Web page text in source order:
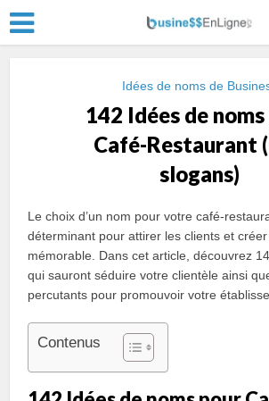
Idées de noms de
142 Idées de
Café-Restaurant
slogans)
Le choix d’un nom pour votre café-
déterminant pour attirer les clients et
mémorable. Dans cet article, découvrez
qui sauront séduire votre clientèle ainsi
percutants pour promouvoir votre
Contenus